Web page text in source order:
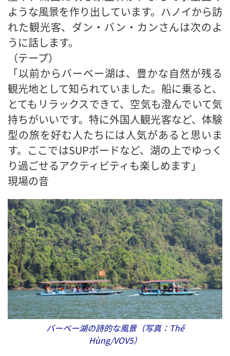
ような風景を作り出しています。ハノイから訪
れた観光客、ダン・バン・カンさんは次のよ
うに話します。
（テープ）
「以前からバーベー湖は、豊かな自然が残る
観光地として知られていました。船に乗ると、
とてもリラックスできて、空気も澄んでいて気
持ちがいいです。特に外国人観光客など、体験
型の旅を好む人たちには人気があると思いま
す。ここではSUPボードなど、湖の上でゆっく
り過ごせるアクティビティも楽しめます」
現場の音
バーベー湖の詩的な風景（写真：Thế
Hùng/VOV5）